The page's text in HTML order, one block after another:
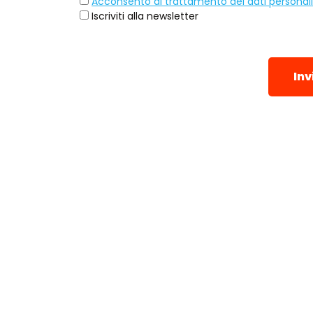
Iscriviti alla newsletter